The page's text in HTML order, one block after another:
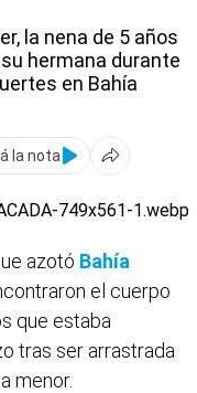
la nena de 5 años
hermana durante
en Bahía
la nota
azotó Bahía
el cuerpo
que estaba
tras ser arrastrada
menor.